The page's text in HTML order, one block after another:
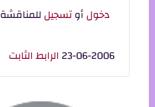
دخولأوتسجيلللمناقشة
23-06-2006 الرابط الثابت